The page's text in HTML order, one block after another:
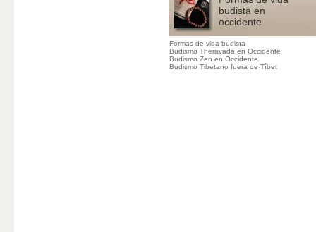
budista en
occidente
Formas de vida budista
Budismo Theravada en Occidente
Budismo Zen en Occidente
Budismo Tibetano fuera de Tíbet